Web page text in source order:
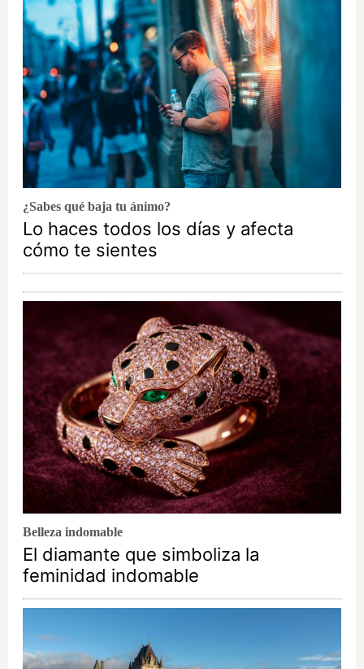
¿Sabes qué baja tu ánimo?
Lo haces todos los días y afecta
cómo te sientes
Belleza indomable
El diamante que simboliza la
feminidad indomable